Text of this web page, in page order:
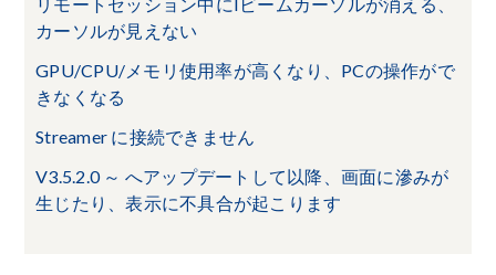
カーソルが見えない
GPU/CPU/メモリ使用率が高くなり、PCの操作がで
きなくなる
Streamer に接続できません
V3.5.2.0 ～ へアップデートして以降、画面に滲みが
生じたり、表示に不具合が起こります